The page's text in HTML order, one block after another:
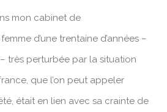
mon cabinet de
d’une trentaine d’années –
très perturbée par la situation
que l’on peut appeler
était en lien avec sa crainte de